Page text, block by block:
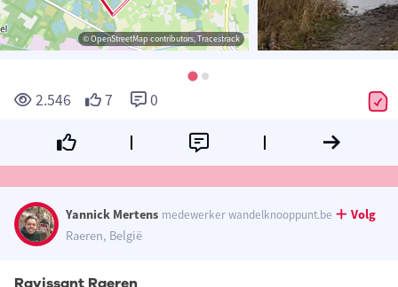
© OpenStreetMap contributors, Tracestrack
2.546 7 0
Yannick Mertens medewerker wandelknooppunt.be
Volg
Raeren, België